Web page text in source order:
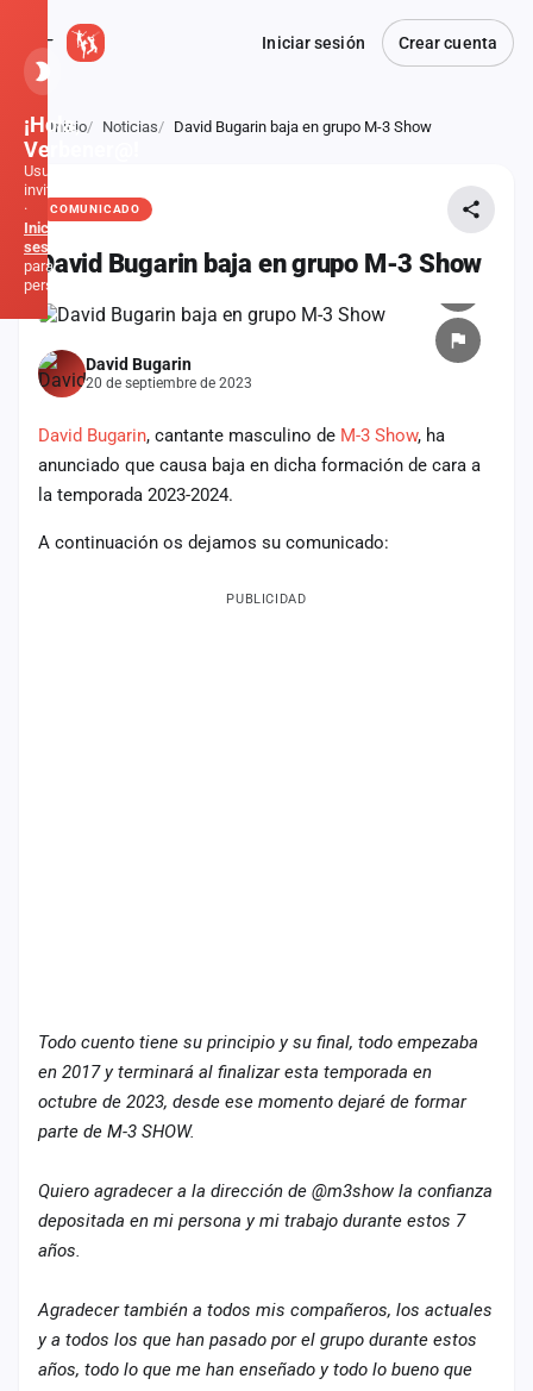
Iniciar sesión Crear cuenta
Atrás
Inicio Noticias David Bugarin baja en grupo M-3 Show
COMUNICADO
David Bugarin baja en grupo M-3 Show
David Bugarin
20 de septiembre de 2023
David Bugarin, cantante masculino de M-3 Show, ha
anunciado que causa baja en dicha formación de cara a
la temporada 2023-2024.
A continuación os dejamos su comunicado:
PUBLICIDAD
Todo cuento tiene su principio y su final, todo empezaba
en 2017 y terminará al finalizar esta temporada en
octubre de 2023, desde ese momento dejaré de formar
parte de M-3 SHOW.
Quiero agradecer a la dirección de @m3show la confianza
depositada en mi persona y mi trabajo durante estos 7
años.
Agradecer también a todos mis compañeros, los actuales
y a todos los que han pasado por el grupo durante estos
años, todo lo que me han enseñado y todo lo bueno que
¡Hola,
Verbener@!
Usuario
invitado
·
Inicia
sesión
para
personalizar
Inicio
Formaciones
Crear
cuenta
Administración
Contacto